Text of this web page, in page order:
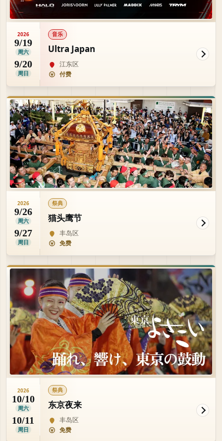
2026
9/19
周六
9/20
周日
音乐
Ultra Japan
江东区
付费
2026
9/26
周六
9/27
周日
祭典
猫头鹰节
丰岛区
免费
2026
10/10
周六
10/11
周日
祭典
东京夜来
丰岛区
免费